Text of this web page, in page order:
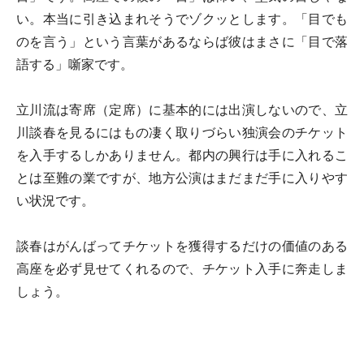
い。本当に引き込まれそうでゾクッとします。「目でも
のを言う」という言葉があるならば彼はまさに「目で落
語する」噺家です。
立川流は寄席（定席）に基本的には出演しないので、立
川談春を見るにはもの凄く取りづらい独演会のチケット
を入手するしかありません。都内の興行は手に入れるこ
とは至難の業ですが、地方公演はまだまだ手に入りやす
い状況です。
談春はがんばってチケットを獲得するだけの価値のある
高座を必ず見せてくれるので、チケット入手に奔走しま
しょう。